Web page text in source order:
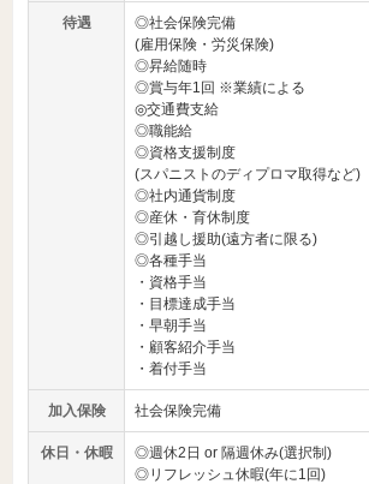
待遇
◎社会保険完備
(雇用保険・労災保険)
◎昇給随時
◎賞与年1回 ※業績による
◎交通費支給
◎職能給
◎資格支援制度
(スパニストのディプロマ取得など)
◎社内通貨制度
◎産休・育休制度
◎引越し援助(遠方者に限る)
◎各種手当
・資格手当
・目標達成手当
・早朝手当
・顧客紹介手当
・着付手当
加入保険 社会保険完備
休日・休暇
◎週休2日 or 隔週休み(選択制)
◎リフレッシュ休暇(年に1回)